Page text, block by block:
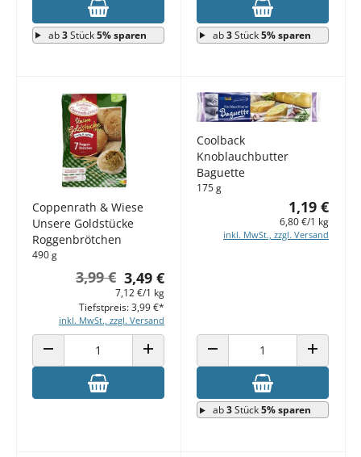
ab3Stück5% sparen ab3Stück5% sparen
Coppenrath & Wiese
Unsere Goldstücke
Roggenbrötchen
490 g
3,49 €
3,99 €
7,12 €/1 kg
inkl. MwSt., zzgl. Versand
Tiefstpreis: 3,99 €*
ANZAHL VERRINGERN ANZAHL ERHÖHEN
Coolback
Knoblauchbutter
Baguette
175 g
1,19 €
6,80 €/1 kg
inkl. MwSt., zzgl. Versand
ANZAHL VERRINGERN ANZAHL
ab3Stück5% sparen